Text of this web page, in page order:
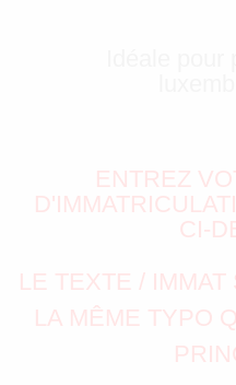
ENTREZ
CI-
LE TEXTE /
LA MÊME TYPO